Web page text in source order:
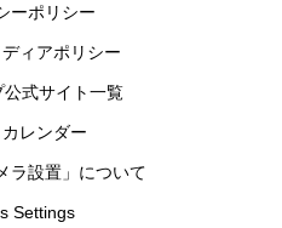
ーポリシー
ィアポリシー
公式サイト一覧
レンダー
ラ設置」について
Settings